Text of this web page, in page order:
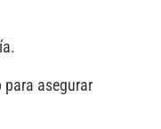
para asegurar